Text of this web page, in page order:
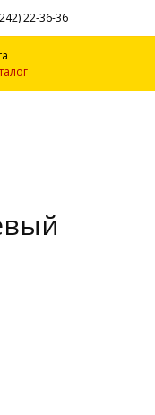
22-36-36